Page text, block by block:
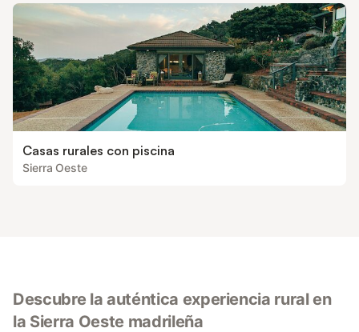
Casas rurales con piscina
Sierra Oeste
Descubre la auténtica experiencia rural en
la Sierra Oeste madrileña